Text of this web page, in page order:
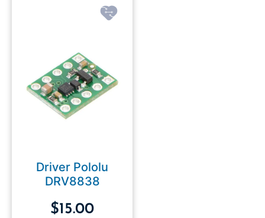
Driver Pololu
DRV8838
$15.00